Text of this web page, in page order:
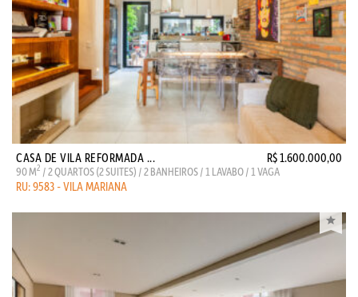
CASA DE VILA REFORMADA ... R$ 1.600.000,00
90 M2 / 2 QUARTOS (2 SUITES) / 2 BANHEIROS / 1 LAVABO / 1 VAGA
RU: 9583 - VILA MARIANA